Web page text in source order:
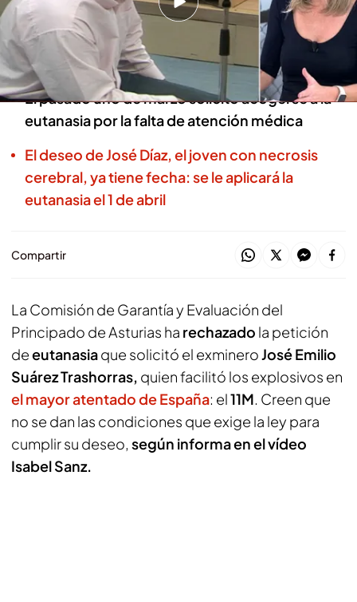
José Emilio Suárez Trashorras lleva en la cárcel
20 años por ser cooperador de los atentados
del 11-M
El pasado uno de marzo solicitó acogerse a la
eutanasia por la falta de atención médica
El deseo de José Díaz, el joven con necrosis
cerebral, ya tiene fecha: se le aplicará la
eutanasia el 1 de abril
Compartir
La Comisión de Garantía y Evaluación del
Principado de Asturias ha rechazado la petición
deeutanasiaque solicitó el exmineroJosé Emilio
Suárez Trashorras, quien facilitó los explosivos en
el mayor atentado de España: el11M. Creen que
no se dan las condiciones que exige la ley para
cumplir su deseo, según informa en el vídeo
Isabel Sanz.